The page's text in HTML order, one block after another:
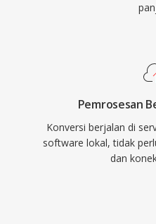
Pemrosesan
Konversi berjalan di
software lokal, tidak
dan